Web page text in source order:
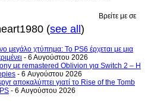
Βρείτε με σε
(see all)
μεγάλο χτύπημα: Το PS6 έρχεται με μια
- 6 Αυγούστου 2026
με remastered Oblivion για Switch 2 – Η
- 6 Αυγούστου 2026
αποκαλύπτει γιατί το Rise of the Tomb
- 6 Αυγούστου 2026